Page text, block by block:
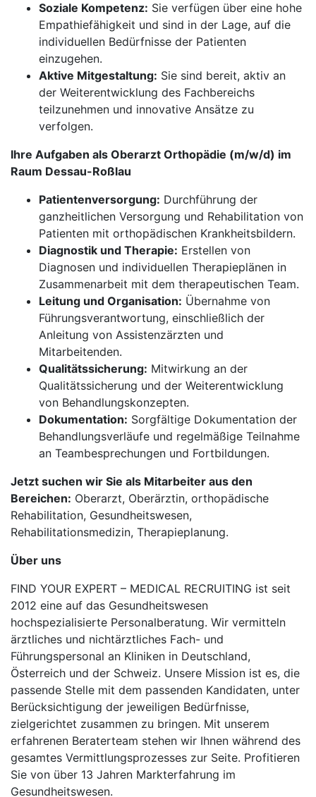
Soziale Kompetenz: Sie verfügen über eine hohe
Empathiefähigkeit und sind in der Lage, auf die
individuellen Bedürfnisse der Patienten
einzugehen.
Aktive Mitgestaltung: Sie sind bereit, aktiv an
der Weiterentwicklung des Fachbereichs
teilzunehmen und innovative Ansätze zu
verfolgen.
Ihre Aufgaben als Oberarzt Orthopädie (m/w/d) im
Raum Dessau-Roßlau
Patientenversorgung: Durchführung der
ganzheitlichen Versorgung und Rehabilitation von
Patienten mit orthopädischen Krankheitsbildern.
Diagnostik und Therapie: Erstellen von
Diagnosen und individuellen Therapieplänen in
Zusammenarbeit mit dem therapeutischen Team.
Leitung und Organisation: Übernahme von
Führungsverantwortung, einschließlich der
Anleitung von Assistenzärzten und
Mitarbeitenden.
Qualitätssicherung: Mitwirkung an der
Qualitätssicherung und der Weiterentwicklung
von Behandlungskonzepten.
Dokumentation: Sorgfältige Dokumentation der
Behandlungsverläufe und regelmäßige Teilnahme
an Teambesprechungen und Fortbildungen.
Jetzt suchen wir Sie als Mitarbeiter aus den
Bereichen: Oberarzt, Oberärztin, orthopädische
Rehabilitation, Gesundheitswesen,
Rehabilitationsmedizin, Therapieplanung.
Über uns
FIND YOUR EXPERT – MEDICAL RECRUITING ist seit
2012 eine auf das Gesundheitswesen
hochspezialisierte Personalberatung. Wir vermitteln
ärztliches und nichtärztliches Fach- und
Führungspersonal an Kliniken in Deutschland,
Österreich und der Schweiz. Unsere Mission ist es, die
passende Stelle mit dem passenden Kandidaten, unter
Berücksichtigung der jeweiligen Bedürfnisse,
zielgerichtet zusammen zu bringen. Mit unserem
erfahrenen Beraterteam stehen wir Ihnen während des
gesamtes Vermittlungsprozesses zur Seite. Profitieren
Sie von über 13 Jahren Markterfahrung im
Gesundheitswesen.